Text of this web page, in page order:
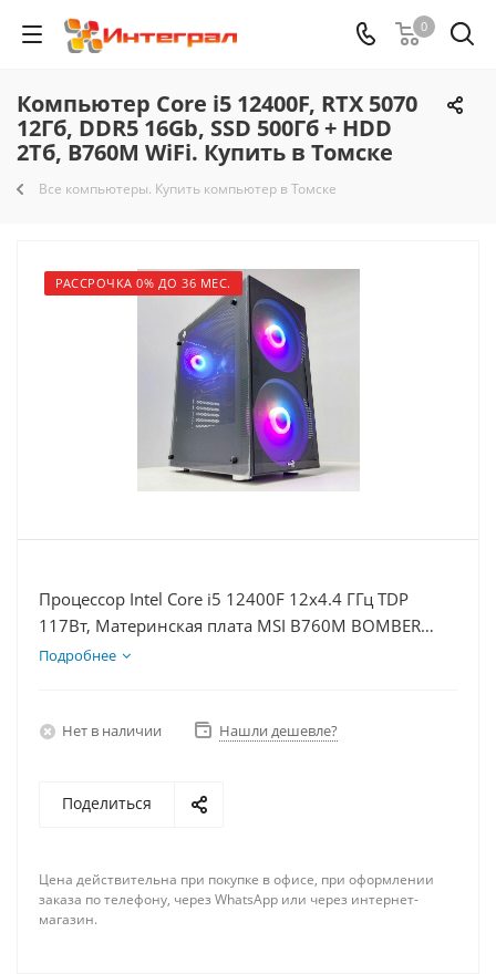
0
Компьютер Core i5 12400F, RTX 5070
12Гб, DDR5 16Gb, SSD 500Гб + HDD
2Тб, B760M WiFi. Купить в Томске
Все компьютеры. Купить компьютер в Томске
РАССРОЧКА 0% ДО 36 МЕС.
Процессор Intel Core i5 12400F 12x4.4 ГГц TDP
117Вт, Материнская плата MSI B760M BOMBER
WIFI D5, Видеокарта RTX 5070 12Гб, Память
Подробнее
Нет в наличии Нашли дешевле?
Поделиться
Цена действительна при покупке в офисе, при оформлении
заказа по телефону, через WhatsApp или через интернет-
магазин.